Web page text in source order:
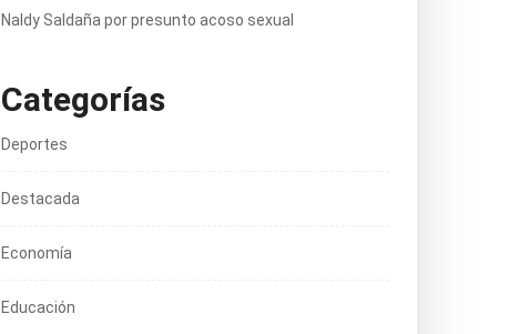
Naldy Saldaña por presunto acoso sexual
Categorías
Deportes
Destacada
Economía
Educación